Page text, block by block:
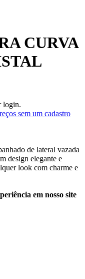
CURVA
login.
sem um cadastro
de lateral vazada
design elegante e
look com charme e
em nosso site